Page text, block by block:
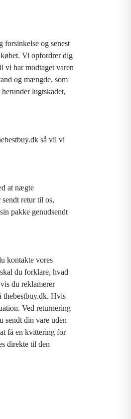
forsinkelse og senest
Vi opfordrer dig
vi har modtaget varen
og mængde, som
lugtskadet,
så vil vi
at nægte
retur til os,
pakke genudsendt
kontakte vores
du forklare, hvad
du reklamerer
thebestbuy.dk. Hvis
Ved returnering
sendt din vare uden
få en kvittering for
direkte til den